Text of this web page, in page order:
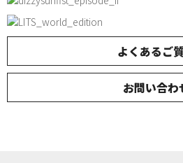
よくあるご
お問い合わ